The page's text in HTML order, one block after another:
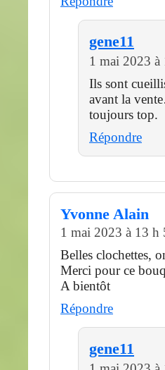
gene11
1 mai 2023
Ils sont
avant la
toujours top.
Répondre
Yvonne Alain
1 mai 2023 à 13 h
Belles clochettes,
Merci pour ce
A bientôt
Répondre
gene11